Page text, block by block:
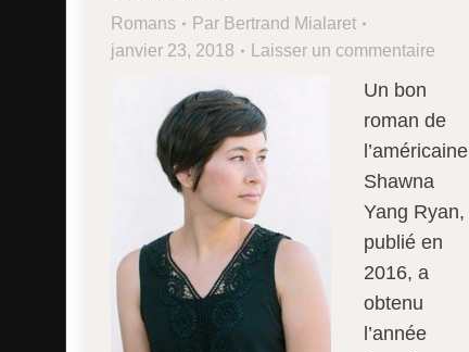
Romans Par Bertrand Mialaret
janvier 23, 2018
Laisser un commentaire
Un bon
roman de
l’américaine
Shawna
Yang Ryan,
publié en
2016, a
obtenu
l’année